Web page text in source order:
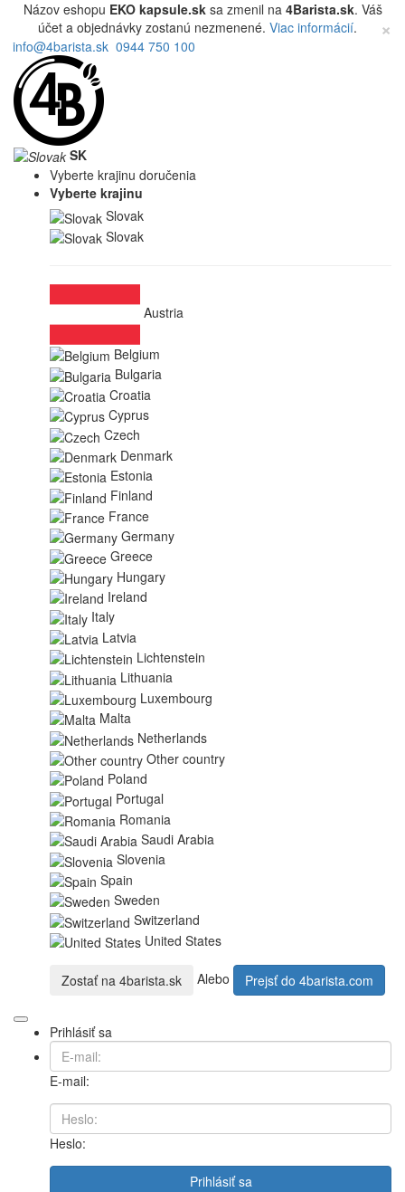
Názov eshopu EKO kapsule.sksa zmenil na 4Barista.sk. Váš
účet a objednávky zostanú nezmenené. Viac informácií. ×
info@4barista.sk 0944 750 100
SK
Vyberte krajinu doručenia
Vyberte krajinu
Slovak
Slovak
Austria
Belgium
Bulgaria
Croatia
Cyprus
Czech
Denmark
Estonia
Finland
France
Germany
Greece
Hungary
Ireland
Italy
Latvia
Lichtenstein
Lithuania
Luxembourg
Malta
Netherlands
Other country
Poland
Portugal
Romania
Saudi Arabia
Slovenia
Spain
Sweden
Switzerland
United States
Zostať na 4barista.sk Alebo Prejsť do 4barista.com
Prihlásiť sa
E-mail:
Heslo:
Prihlásiť sa